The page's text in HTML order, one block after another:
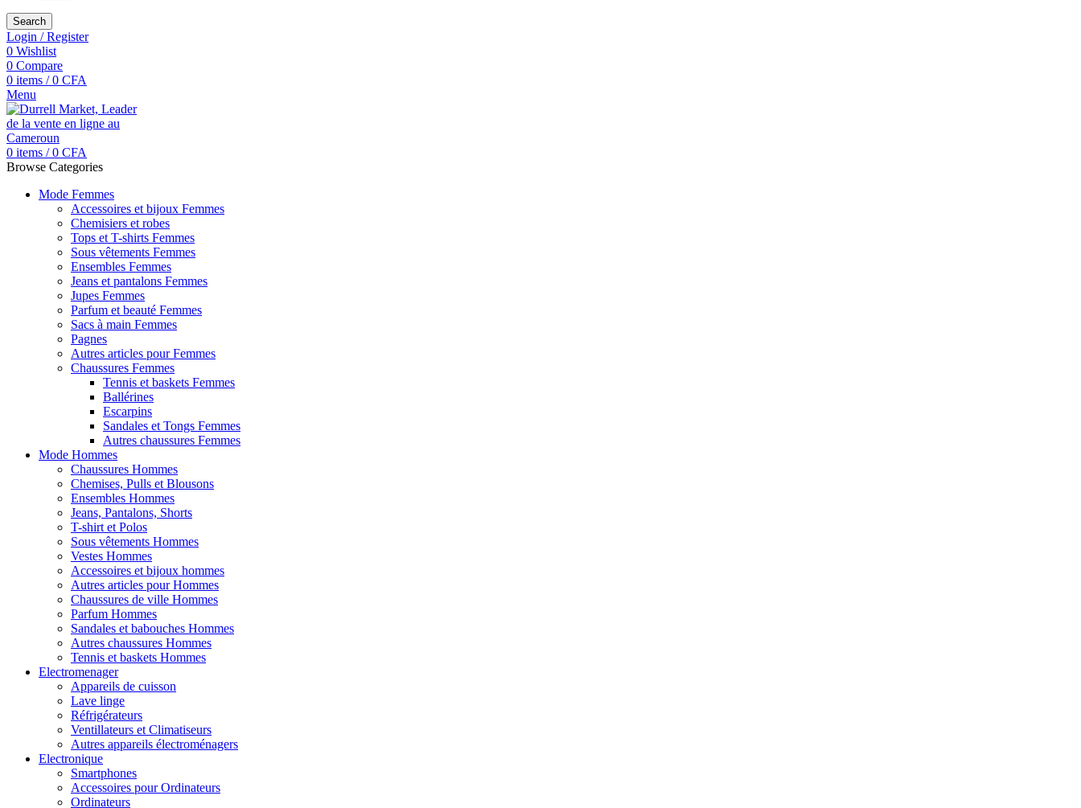
Search
Login / Register
0 Wishlist
0 Compare
0 items / 0 CFA
Menu
0 items / 0 CFA
Browse Categories
Mode Femmes
Accessoires et bijoux Femmes
Chemisiers et robes
Tops et T-shirts Femmes
Sous vêtements Femmes
Ensembles Femmes
Jeans et pantalons Femmes
Jupes Femmes
Parfum et beauté Femmes
Sacs à main Femmes
Pagnes
Autres articles pour Femmes
Chaussures Femmes
Tennis et baskets Femmes
Ballérines
Escarpins
Sandales et Tongs Femmes
Autres chaussures Femmes
Mode Hommes
Chaussures Hommes
Chemises, Pulls et Blousons
Ensembles Hommes
Jeans, Pantalons, Shorts
T-shirt et Polos
Sous vêtements Hommes
Vestes Hommes
Accessoires et bijoux hommes
Autres articles pour Hommes
Chaussures de ville Hommes
Parfum Hommes
Sandales et babouches Hommes
Autres chaussures Hommes
Tennis et baskets Hommes
Electromenager
Appareils de cuisson
Lave linge
Réfrigérateurs
Ventillateurs et Climatiseurs
Autres appareils électroménagers
Electronique
Smartphones
Accessoires pour Ordinateurs
Ordinateurs